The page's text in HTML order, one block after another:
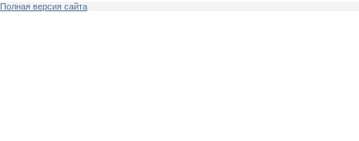
Полная версия сайта